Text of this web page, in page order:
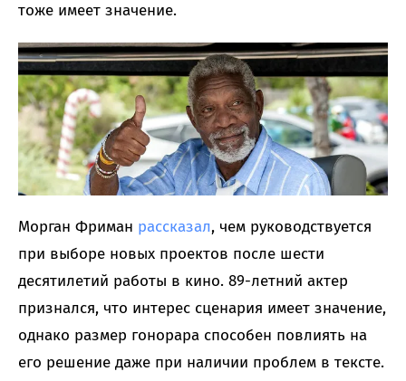
тоже имеет значение.
Морган Фриман рассказал, чем руководствуется
при выборе новых проектов после шести
десятилетий работы в кино. 89-летний актер
признался, что интерес сценария имеет значение,
однако размер гонорара способен повлиять на
его решение даже при наличии проблем в тексте.